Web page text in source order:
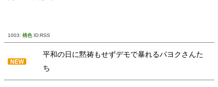
1003: 桃色 ID:RSS
NEW
平和の日に黙祷もせずデモで暴れるパヨクさんた
ち